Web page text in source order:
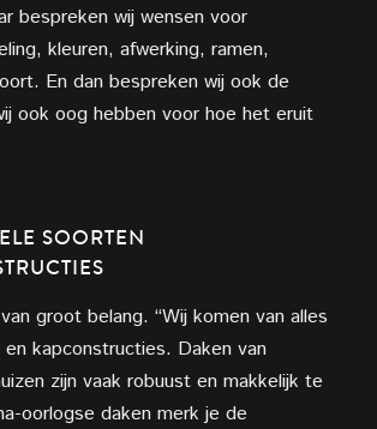
bespreken wij wensen voor
kleuren, afwerking, ramen,
En dan bespreken wij ook de
ook oog hebben voor hoe het eruit
SOORTEN
groot belang. “Wij komen van alles
kapconstructies. Daken van
zijn vaak robuust en makkelijk te
oorlogse daken merk je de